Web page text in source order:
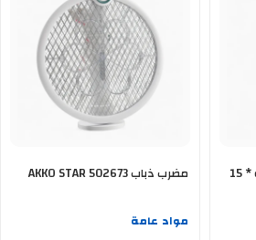
قانصة حشرات اسود 2شمعة * 15
مضرب ذباب AKKO STAR 502673
مواد عامة